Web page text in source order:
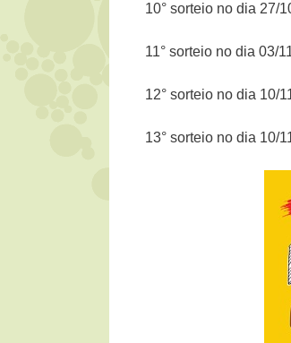
10° sorteio no dia 27/
11° sorteio no dia 03/
12° sorteio no dia 10/
13° sorteio no dia 10/